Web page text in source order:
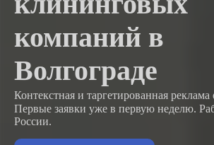
компаний в
Волгограде
Контекстная и таргетированная
Первые заявки уже в первую неделю.
России.